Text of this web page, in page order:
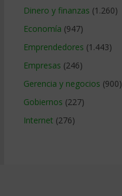
Dinero y finanzas (1.260)
Economía (947)
Emprendedores (1.443)
Empresas (246)
Gerencia y negocios (900)
Gobiernos (227)
Internet (276)